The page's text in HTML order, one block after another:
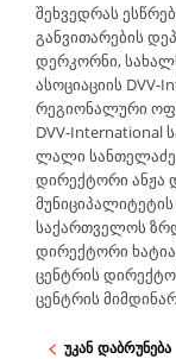
შეხვედრას
განვითარების
დერკორნი,
ასოციაციის DVV-
რეგიონალური
DVV-
ლალი სანთელაძე,
დირექტორი ანჟა
საქართველოს
დირექტორი
ცენტრის
ცენტრის
უკან დაბრუნება